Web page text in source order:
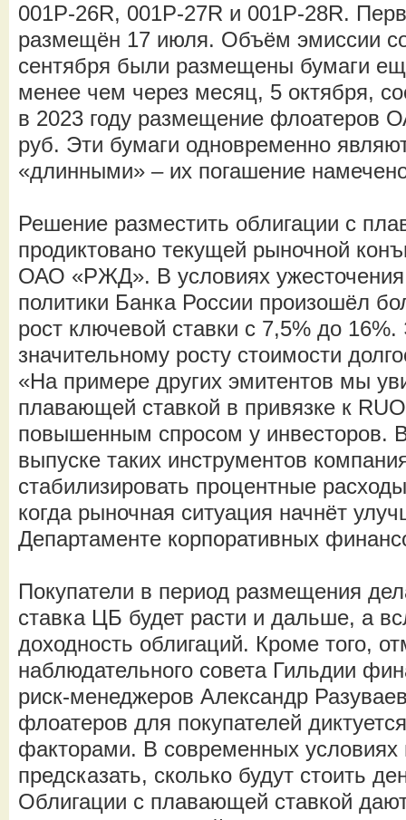
001Р-26R, 001Р-27R и 001Р-28R.
размещён 17 июля. Объём эмиссии
сентября были размещены бумаги
менее чем через месяц, 5 октября,
в 2023 году размещение
руб. Эти бумаги одновременно
«длинными» – их погашение
Решение разместить облигации с
продиктовано текущей рыночной
ОАО «РЖД». В условиях ужесточения
политики Банка России произошёл
рост ключевой ставки с 7,5% до 16%.
значительному росту стоимости
«На примере других эмитентов мы
плавающей ставкой в привязке к
повышенным спросом у инвесторов.
выпуске таких инструментов
стабилизировать процентные
когда рыночная ситуация начнёт
Департаменте корпоративных
Покупатели в период размещения
ставка ЦБ будет расти и дальше, а
доходность облигаций. Кроме того,
наблюдательного совета Гильдии
риск-менеджеров Александр
флоатеров для покупателей
факторами. В современных условиях
предсказать, сколько будут стоить
Облигации с плавающей ставкой